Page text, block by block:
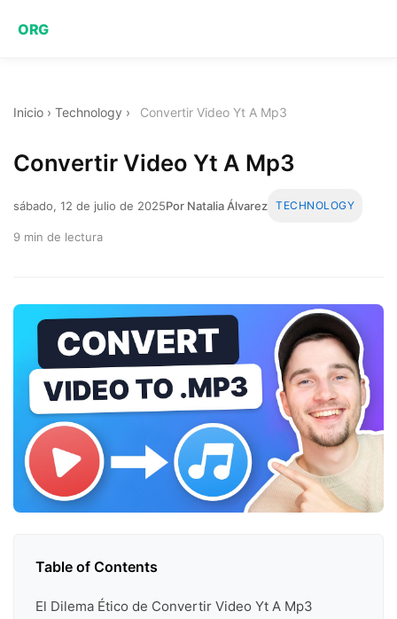
ORG
Inicio › Technology › Convertir Video Yt A Mp3
Convertir Video Yt A Mp3
sábado, 12 de julio de 2025Por Natalia Álvarez TECHNOLOGY
9 min de lectura
Table of Contents
El Dilema Ético de Convertir Video Yt A Mp3